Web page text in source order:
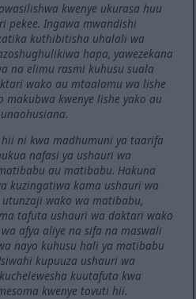
kwenye ukurasa huu
pekee. Ingawa mwandishi
kuthibitisha uhalali wa
hapa, yawezekana
na elimu rasmi kuhusu suala
wako au mtaalamu wa lishe
kwenye lishe yako au
ni kwa madhumuni ya taarifa
nafasi ya ushauri wa
au matibabu. Hakuna
kuzingatiwa kama ushauri wa
wako wa matibabu,
tafuta ushauri wa daktari wako
afya aliye na sifa na maswali
nayo kuhusu hali ya matibabu
kupuuza ushauri wa
kuutafuta kwa
kwenye tovuti hii.